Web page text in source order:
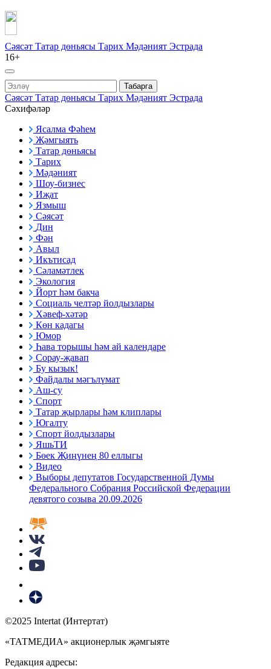
Сәясәт Татар дөньясы Тарих Мәдәният Эстрада
16+
Табарга
Сәясәт Татар дөньясы Тарих Мәдәният Эстрада
Сәхифәләр
Ясалма Фәһем
Җәмгыять
Татар дөньясы
Тарих
Мәдәният
Шоу-бизнес
Иҗат
Язмыш
Сәясәт
Дин
Фән
Авыл
Икътисад
Сәламәтлек
Экология
Йорт һәм бакча
Социаль челтәр йолдызлары
Хәвеф-хәтәр
Көн кадагы
Юмор
Һава торышы һәм ай календаре
Сорау-җавап
Бу кызык!
Файдалы мәгълүмат
Аш-су
Спорт
Татар җырлары һәм клиплары
Югалту
Спорт йолдызлары
ЯшьТИ
Бөек Җиңүнең 80 еллыгы
Видео
Выборы депутатов Государственной Думы
Федерального Собрания Российской Федерации
девятого созыва 20.09.2026
©2025 Intertat (Интертат)
«ТАТМЕДИА» акционерлык җәмгыяте
Редакция адресы: